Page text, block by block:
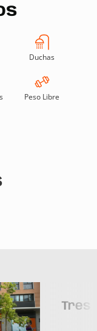
Duchas
Peso Libre
Tres